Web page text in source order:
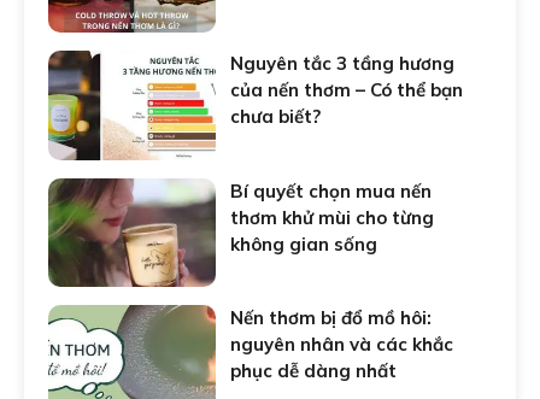
Nguyên tắc 3 tầng hương
của nến thơm – Có thể bạn
chưa biết?
Bí quyết chọn mua nến
thơm khử mùi cho từng
không gian sống
Nến thơm bị đổ mồ hôi:
nguyên nhân và các khắc
phục dễ dàng nhất